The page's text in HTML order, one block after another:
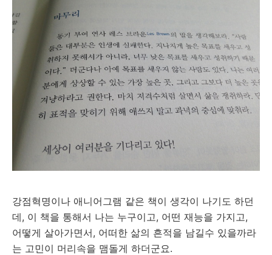
강점혁명이나 애니어그램 같은 책이 생각이 나기도 하던
데, 이 책을 통해서 나는 누구이고, 어떤 재능을 가지고,
어떻게 살아가면서, 어떠한 삶의 흔적을 남길수 있을까라
는 고민이 머리속을 맴돌게 하더군요.